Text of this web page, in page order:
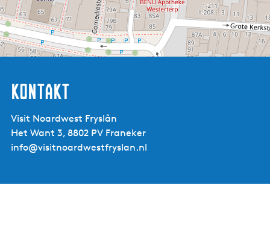
und 2008.
Seit 1957 wird das Gebäude als Museum genutzt. Die
Familie Hannema verließ das Haus im Jahr 1964, nach dem
Museum dort weitergeführt werden konnte.
Kontakt
Visit Noardwest Fryslân
Het Want 3, 8802 PV Franeker
info@visitnoardwestfryslan.nl